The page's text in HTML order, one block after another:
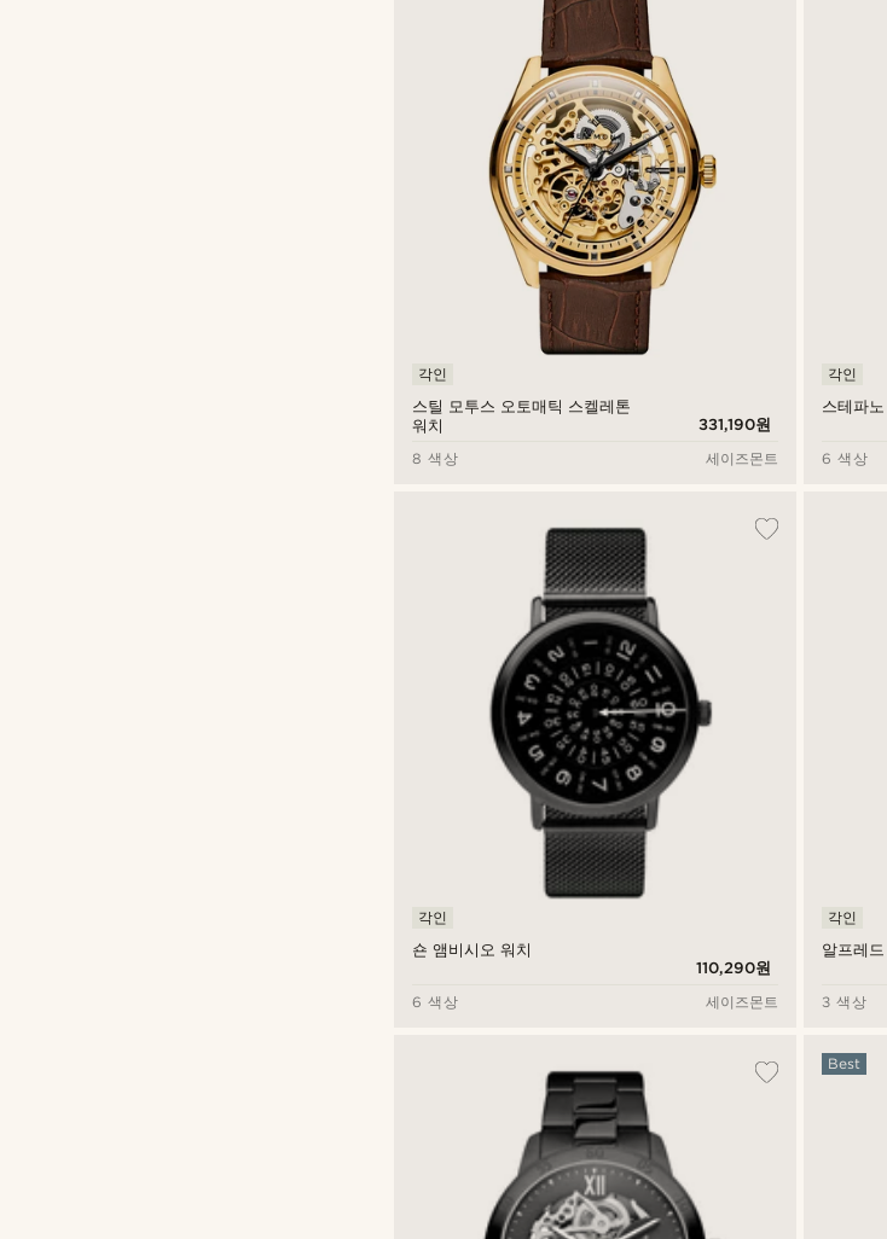
스틸 모투스 오토매틱 스켈레톤
워치
각인
331,190원
8 색상
세이즈몬트
스테파
각인
6 색상
숀 앰비시오 워치
각인
110,290원
6 색상
세이즈몬트
알프레
각인
3 색상
Best